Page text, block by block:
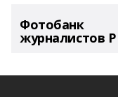
Фотобанк
журналистов